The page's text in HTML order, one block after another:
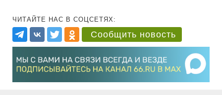
ЧИТАЙТЕ НАС В СОЦСЕТЯХ:
Сообщить новость